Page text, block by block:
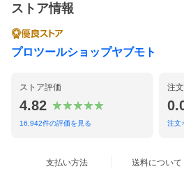
ストア情報
プロツールショップヤブモト
ストア評価
4.82
16,942件の評価を見る
注
注文
支払い方法 送料について